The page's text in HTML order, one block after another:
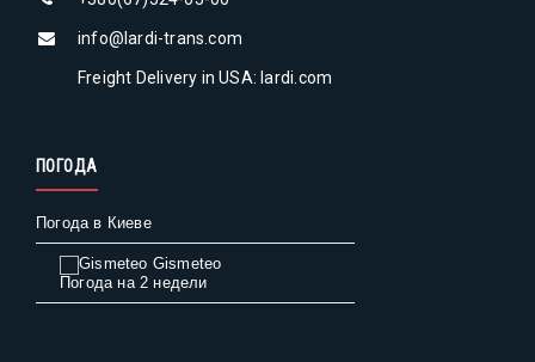
info@lardi-trans.com
Freight Delivery in USA: lardi.com
ПОГОДА
Погода в Киеве
Gismeteo
Погода на 2 недели